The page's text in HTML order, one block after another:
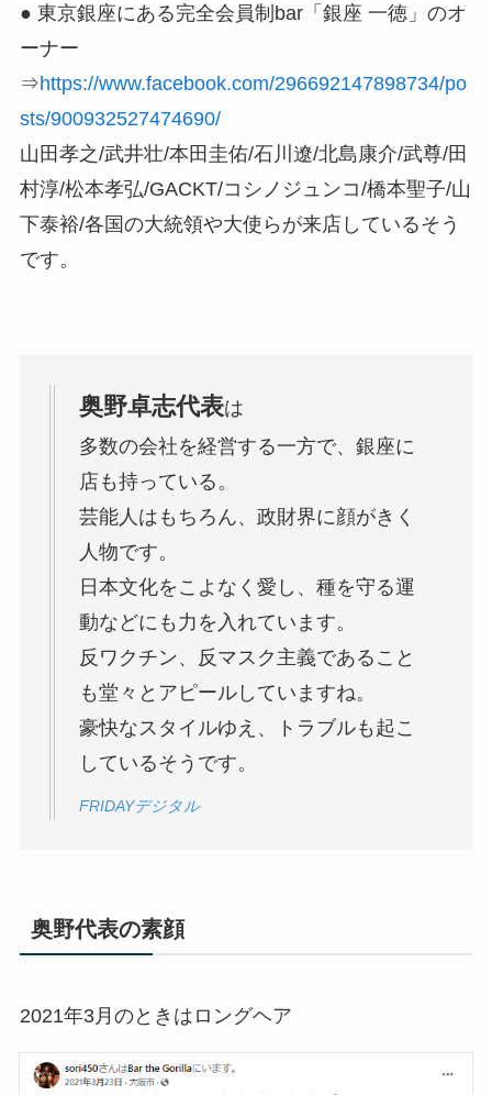
● 東京銀座にある完全会員制bar「銀座 一徳」のオ
ーナー
⇒https://www.facebook.com/296692147898734/po
sts/900932527474690/
山田孝之/武井壮/本田圭佑/石川遼/北島康介/武尊/田
村淳/松本孝弘/GACKT/コシノジュンコ/橋本聖子/山
下泰裕/各国の大統領や大使らが来店しているそう
です。
奥野卓志代表は
多数の会社を経営する一方で、銀座に
店も持っている。
芸能人はもちろん、政財界に顔がきく
人物です。
日本文化をこよなく愛し、種を守る運
動などにも力を入れています。
反ワクチン、反マスク主義であること
も堂々とアピールしていますね。
豪快なスタイルゆえ、トラブルも起こ
しているそうです。
FRIDAYデジタル
奥野代表の素顔
2021年3月のときはロングヘア